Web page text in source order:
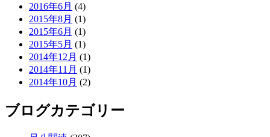
2016年6月 (4)
2015年8月 (1)
2015年6月 (1)
2015年5月 (1)
2014年12月 (1)
2014年11月 (1)
2014年10月 (2)
ブログカテゴリー